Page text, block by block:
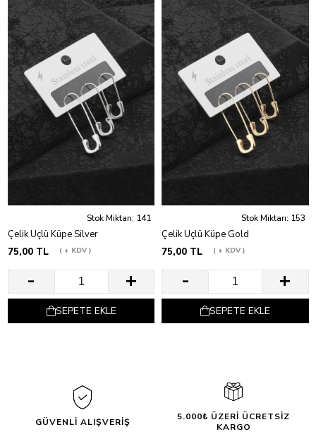
Stok Miktarı: 141
Çelik Üçlü Küpe Silver
75,00 TL
+ KDV
SEPETE EKLE
Stok Miktarı: 153
Çelik Üçlü Küpe Gold
75,00 TL
+ KDV
SEPETE EKLE
GÜVENLİ ALIŞVERİŞ
5.000₺ ÜZERİ ÜCRETSİZ
KARGO